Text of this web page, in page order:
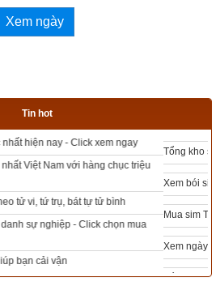
Uri – Chuyên gia phong thủy và tâm linh của
xemvm.com
cuốn Sách Một trăm truyện tích nhân duyên
Xem ngày
Tin hot
hợp tuổi - Sim hợp mệnh giá rẻ nhất thị trường
bạn! Giao sim miễn phí
- 8x -7x -6x giá rẻ nhất thị trường - Click xem